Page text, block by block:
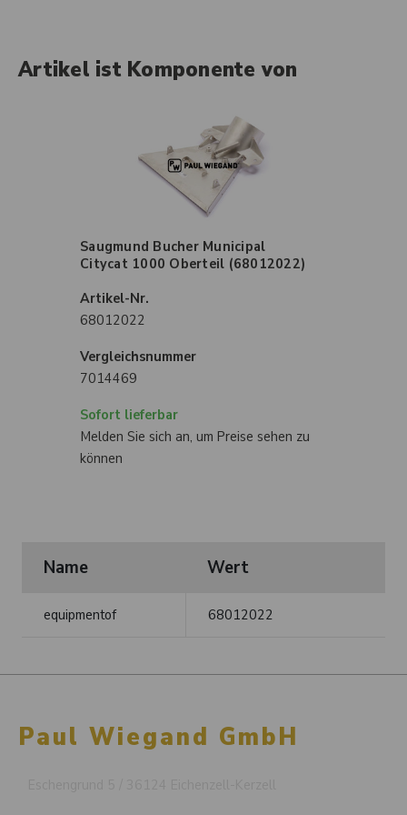
Artikel ist Komponente von
Saugmund Bucher Municipal
Citycat 1000 Oberteil (68012022)
Artikel-Nr.
68012022
Vergleichsnummer
7014469
Sofort lieferbar
Melden Sie sich an, um Preise sehen zu
können
Name Wert
equipmentof 68012022
Paul Wiegand GmbH